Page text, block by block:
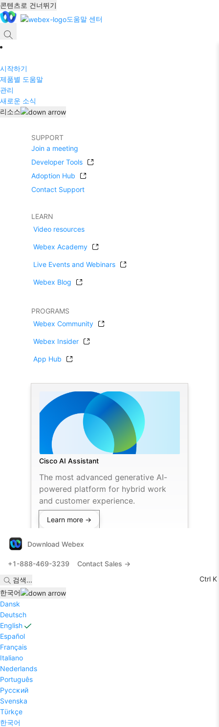
콘텐츠로 건너뛰기
도움말 센터
시작하기
제품별 도움말
관리
새로운 소식
리소스
SUPPORT
Join a meeting
Developer Tools
Adoption Hub
Contact Support
LEARN
Video resources
Webex Academy
Live Events and Webinars
Webex Blog
PROGRAMS
Webex Community
Webex Insider
App Hub
Cisco AI Assistant
The most advanced generative AI-
powered platform for hybrid work
and customer experience.
Learn more →
Download Webex
+1-888-469-3239
Contact Sales →
검색...
Ctrl K
한국어
Dansk
Deutsch
English
Español
Français
Italiano
Nederlands
Português
Pyccĸий
Svenska
Tϋrkçe
한국어